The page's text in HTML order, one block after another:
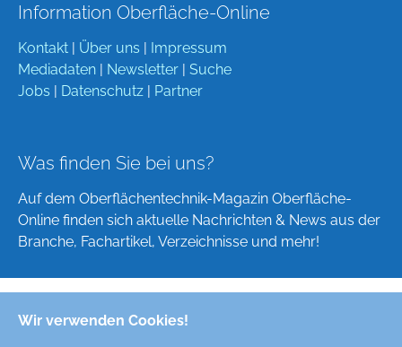
Wir verwenden Cookies!
Information Oberfläche-Online
Kontakt Über uns
Impressum
Mediadaten
Newsletter
Suche
Jobs
Datenschutz Partner
Was finden Sie bei uns?
Auf dem Oberflächentechnik-Magazin Oberfläche-
Online finden sich aktuelle Nachrichten & News aus der
Branche, Fachartikel, Verzeichnisse und mehr!
Deutsch